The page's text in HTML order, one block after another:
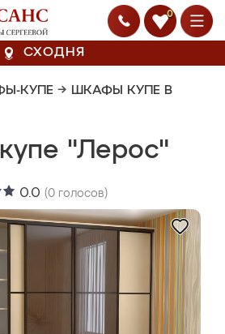
0
СХОДНЯ
КУПЕ → ШКАФЫ КУПЕ В
"Лерос"
0.0 (0 голосов)